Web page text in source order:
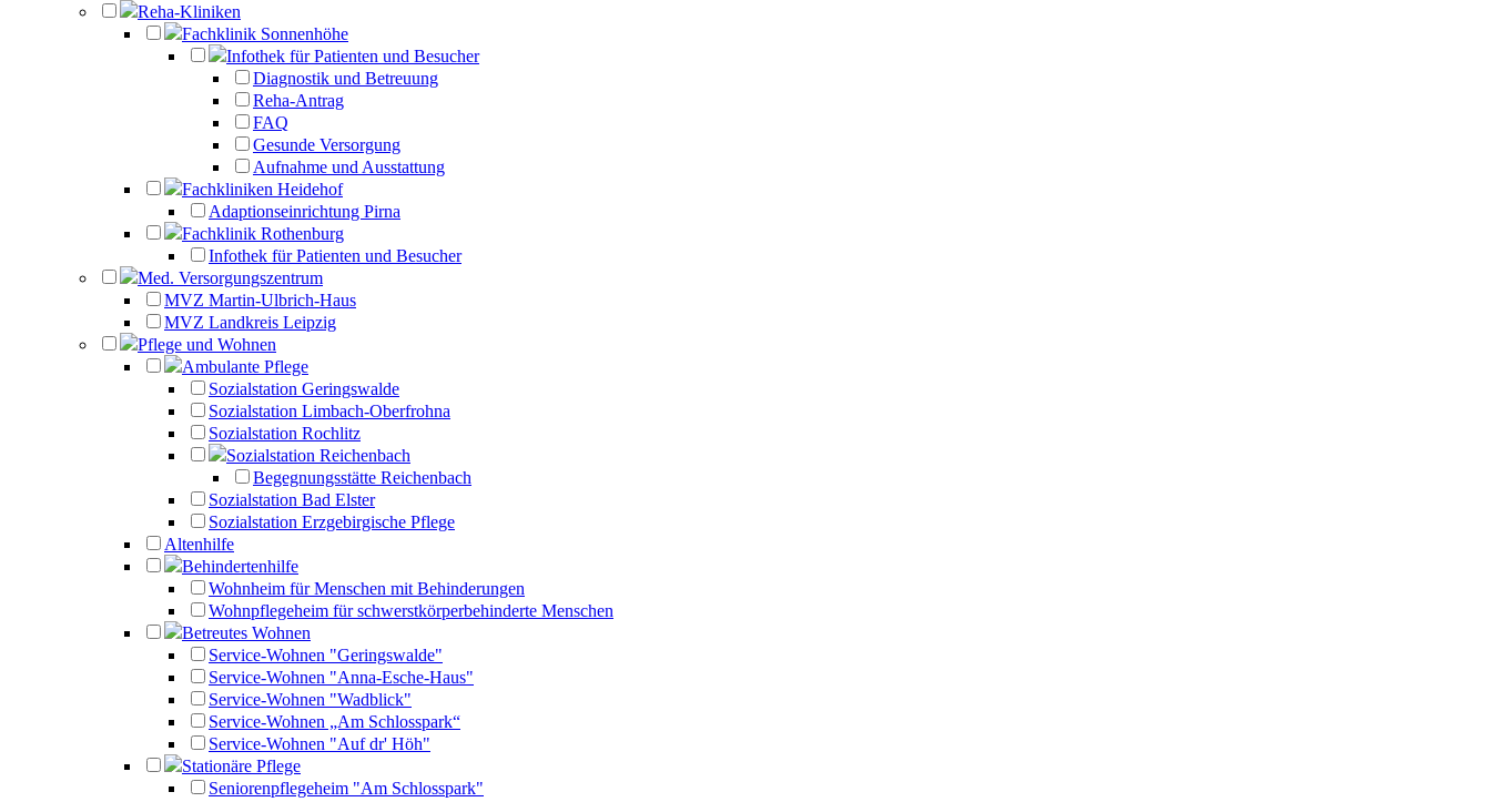
Reha-Kliniken
Fachklinik Sonnenhöhe
Infothek für Patienten und Besucher
Diagnostik und Betreuung
Reha-Antrag
FAQ
Gesunde Versorgung
Aufnahme und Ausstattung
Fachkliniken Heidehof
Adaptionseinrichtung Pirna
Fachklinik Rothenburg
Infothek für Patienten und Besucher
Med. Versorgungszentrum
MVZ Martin-Ulbrich-Haus
MVZ Landkreis Leipzig
Pflege und Wohnen
Ambulante Pflege
Sozialstation Geringswalde
Sozialstation Limbach-Oberfrohna
Sozialstation Rochlitz
Sozialstation Reichenbach
Begegnungsstätte Reichenbach
Sozialstation Bad Elster
Sozialstation Erzgebirgische Pflege
Altenhilfe
Behindertenhilfe
Wohnheim für Menschen mit Behinderungen
Wohnpflegeheim für schwerstkörperbehinderte Menschen
Betreutes Wohnen
Service-Wohnen "Geringswalde"
Service-Wohnen "Anna-Esche-Haus"
Service-Wohnen "Wadblick"
Service-Wohnen „Am Schlosspark“
Service-Wohnen "Auf dr' Höh"
Stationäre Pflege
Seniorenpflegeheim "Am Schlosspark"